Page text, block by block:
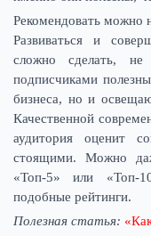
Рекомендовать можно
Развиваться и
сложно сделать,
подписчиками
бизнеса, но и
Качественной
аудитория оценит
стоящими. Можно
«Топ-5» или «Топ-
подобные рейтинги.
Полезная статья: